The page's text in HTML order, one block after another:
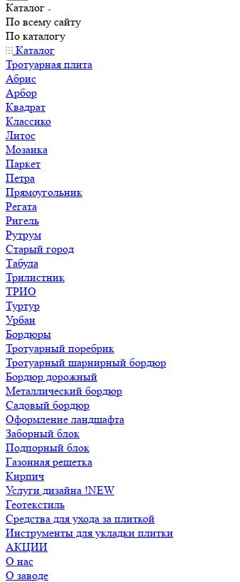
Каталог
По всему сайту
По каталогу
Каталог
Тротуарная плита
Абрис
Арбор
Квадрат
Классико
Литос
Мозаика
Паркет
Петра
Прямоугольник
Регата
Ригель
Рутрум
Старый город
Табула
Трилистник
ТРИО
Туртур
Урбан
Бордюры
Тротуарный поребрик
Тротуарный шарнирный бордюр
Бордюр дорожный
Металлический бордюр
Садовый бордюр
Оформление ландшафта
Заборный блок
Подпорный блок
Газонная решетка
Кирпич
Услуги дизайна !NEW
Геотекстиль
Средства для ухода за плиткой
Инструменты для укладки плитки
АКЦИИ
О нас
О заводе